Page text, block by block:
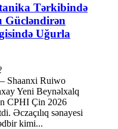
Tərkibində
Gücləndirən
Uğurla
Shaanxi Ruiwo
Yeni Beynəlxalq
CPHI Çin 2026
Əczaçılıq sənayesi
kimi...